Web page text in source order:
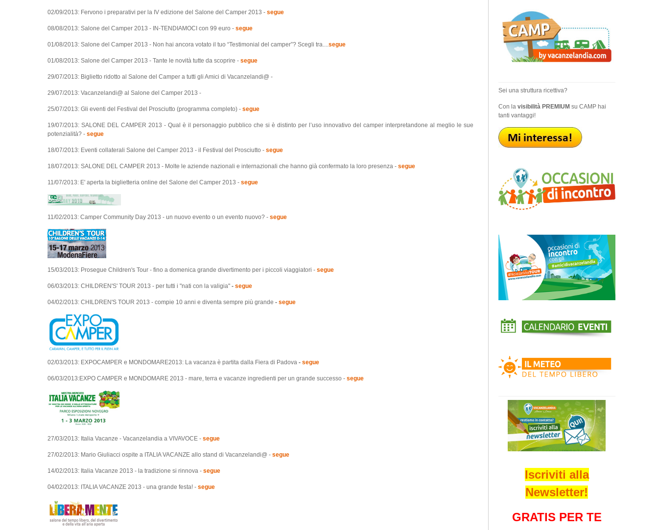
02/09/2013: Fervono i preparativi per la IV edizione del Salone del Camper 2013 - segue
08/08/2013: Salone del Camper 2013 - IN-TENDIAMOCI con 99 euro - segue
01/08/2013: Salone del Camper 2013 - Non hai ancora votato il tuo “Testimonial del camper”? Scegli tra....segue
01/08/2013: Salone del Camper 2013 - Tante le novità tutte da scoprire - segue
29/07/2013: Biglietto ridotto al Salone del Camper a tutti gli Amici di Vacanzelandi@ -
29/07/2013: Vacanzelandi@ al Salone del Camper 2013 -
25/07/2013: Gli eventi del Festival del Prosciutto (programma completo) - segue
19/07/2013: SALONE DEL CAMPER 2013 - Qual è il personaggio pubblico che si è distinto per l’uso innovativo del camper interpretandone al meglio le sue
potenzialità? - segue
18/07/2013: Eventi collaterali Salone del Camper 2013 - il Festival del Prosciutto - segue
18/07/2013: SALONE DEL CAMPER 2013 - Molte le aziende nazionali e internazionali che hanno già confermato la loro presenza - segue
11/07/2013: E' aperta la biglietteria online del Salone del Camper 2013 - segue
11/02/2013: Camper Community Day 2013 - un nuovo evento o un evento nuovo? - segue
15/03/2013: Prosegue Children's Tour - fino a domenica grande divertimento per i piccoli viaggiatori - segue
06/03/2013: CHILDREN'S' TOUR 2013 - per tutti i "nati con la valigia" - segue
04/02/2013: CHILDREN'S TOUR 2013 - compie 10 anni e diventa sempre più grande - segue
02/03/2013: EXPOCAMPER e MONDOMARE2013: La vacanza è partita dalla Fiera di Padova - segue
06/03/2013:EXPO CAMPER e MONDOMARE 2013 - mare, terra e vacanze ingredienti per un grande successo - segue
27/03/2013: Italia Vacanze - Vacanzelandia a VIVAVOCE - segue
27/02/2013: Mario Giuliacci ospite a ITALIA VACANZE allo stand di Vacanzelandi@ - segue
14/02/2013: Italia Vacanze 2013 - la tradizione si rinnova - segue
04/02/2013: ITALIA VACANZE 2013 - una grande festa! - segue
Sei una struttura ricettiva?
Con la visibilità PREMIUMsu CAMP hai
tanti vantaggi!
Iscriviti alla
Newsletter!
GRATIS PER TE